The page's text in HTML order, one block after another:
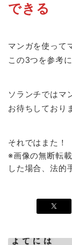
できる
マンガを使って
この3つを参考
ソランチではマ
お待ちしており
それではまた！
※画像の無断転
した場合、法的